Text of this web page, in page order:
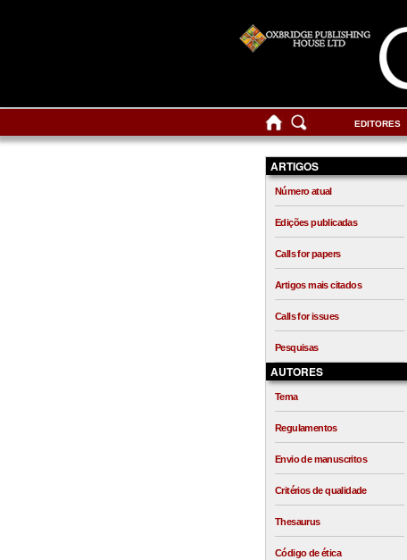
EDITORES
ARTIGOS
Número atual
Edições publicadas
Calls for papers
Artigos mais citados
Calls for issues
Pesquisas
AUTORES
Tema
Regulamentos
Envio de manuscritos
Critérios de qualidade
Thesaurus
Código de ética